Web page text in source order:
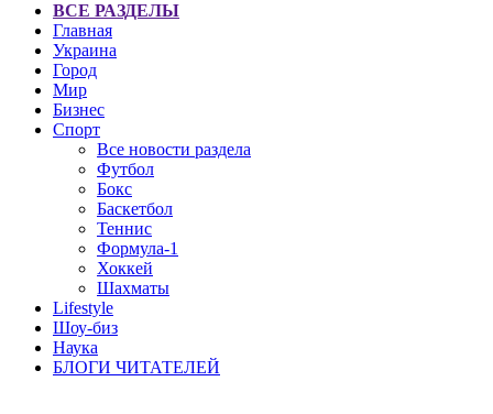
ВСЕ РАЗДЕЛЫ
Главная
Украина
Город
Мир
Бизнес
Спорт
Все новости раздела
Футбол
Бокс
Баскетбол
Теннис
Формула-1
Хоккей
Шахматы
Lifestyle
Шоу-биз
Наука
БЛОГИ ЧИТАТЕЛЕЙ